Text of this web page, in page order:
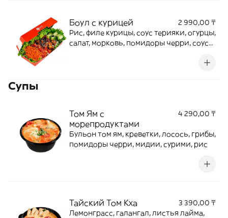
Боул с курицей
2 990,00 ₸
Рис, филе курицы, соус терияки, огурцы,
салат, морковь, помидоры черри, соус
Супы
Том Ям с
морепродуктами
4 290,00 ₸
Бульон том ям, креветки, лосось, грибы,
помидоры черри, мидии, сурими, рис
Тайский Том Кха
3 390,00 ₸
Лемонграсс, галангал, листья лайма,